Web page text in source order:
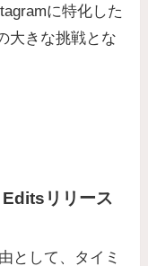
に特化した
大きな挑戦とな
リリース
として、タイミ